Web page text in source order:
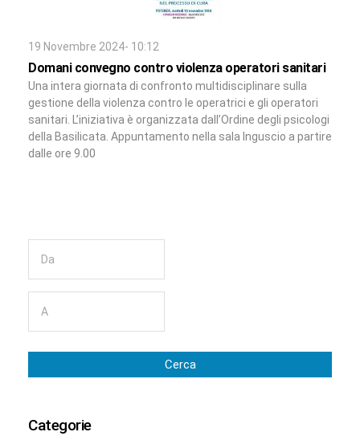
19 Novembre 2024- 10:12
Domani convegno contro violenza operatori sanitari
Una intera giornata di confronto multidisciplinare sulla
gestione della violenza contro le operatrici e gli operatori
sanitari. L’iniziativa è organizzata dall’Ordine degli psicologi
della Basilicata. Appuntamento nella sala Inguscio a partire
dalle ore 9.00
Cerca
Categorie